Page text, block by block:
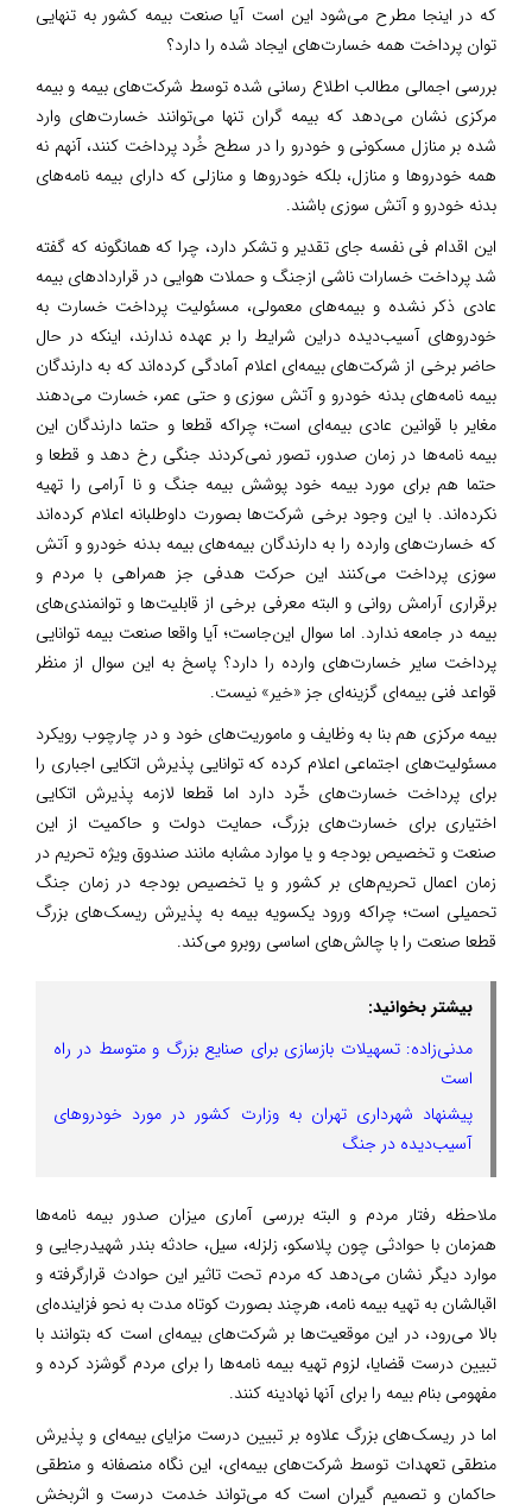
که در اینجا مطرح می‌شود این است آیا صنعت بیمه کشور به تنهایی
توان پرداخت همه خسارت‌های ایجاد شده را دارد؟
بررسی اجمالی مطالب اطلاع رسانی شده توسط شرکت‌های بیمه و بیمه
مرکزی نشان می‌دهد که بیمه گران تنها می‌توانند خسارت‌های وارد
شده بر منازل مسکونی و خودرو را در سطح خُرد پرداخت کنند، آنهم نه
همه خودروها و منازل، بلکه خودروها و منازلی که دارای بیمه نامه‌های
بدنه خودرو و آتش سوزی باشند.
این اقدام فی نفسه جای تقدیر و تشکر دارد، چرا که همانگونه که گفته
شد پرداخت خسارات ناشی ازجنگ و حملات هوایی در قراردادهای بیمه
عادی ذکر نشده و بیمه‌های معمولی، مسئولیت پرداخت خسارت به
خودروهای آسیب‌دیده دراین شرایط را بر عهده ندارند، اینکه در حال
حاضر برخی از شرکت‌های بیمه‌ای اعلام آمادگی کرده‌اند که به دارندگان
بیمه نامه‌های بدنه خودرو و آتش سوزی و حتی عمر، خسارت می‌دهند
مغایر با قوانین عادی بیمه‌ای است؛ چراکه قطعا و حتما دارندگان این
بیمه نامه‌ها در زمان صدور، تصور نمی‌کردند جنگی رخ دهد و قطعا و
حتما هم برای مورد بیمه خود پوشش بیمه جنگ و نا آرامی را تهیه
نکرده‌اند. با این وجود برخی شرکت‌ها بصورت داوطلبانه اعلام کرده‌اند
که خسارت‌های وارده را به دارندگان بیمه‌های بیمه بدنه خودرو و آتش
سوزی پرداخت می‌کنند این حرکت هدفی جز همراهی با مردم و
برقراری آرامش روانی و البته معرفی برخی از قابلیت‌ها و توانمندی‌های
بیمه در جامعه ندارد. اما سوال این‌جاست؛ آیا واقعا صنعت بیمه توانایی
پرداخت سایر خسارت‌های وارده را دارد؟ پاسخ به این سوال از منظر
قواعد فنی بیمه‌ای گزینه‌ای جز «خیر» نیست.
بیمه مرکزی هم بنا به وظایف و ماموریت‌های خود و در چارچوب رویکرد
مسئولیت‌های اجتماعی اعلام کرده که توانایی پذیرش اتکایی اجباری را
برای پرداخت خسارت‌های خّرد دارد اما قطعا لازمه پذیرش اتکایی
اختیاری برای خسارت‌های بزرگ، حمایت دولت و حاکمیت از این
صنعت و تخصیص بودجه و یا موارد مشابه مانند صندوق ویژه تحریم در
زمان اعمال تحریم‌های بر کشور و یا تخصیص بودجه در زمان جنگ
تحمیلی است؛ چراکه ورود یکسویه بیمه به پذیرش ریسک‌های بزرگ
قطعا صنعت را با چالش‌های اساسی روبرو می‌کند.
بیشتر بخوانید:
مدنی‌زاده: تسهیلات بازسازی برای صنایع بزرگ و متوسط در راه
است
پیشنهاد شهرداری تهران به وزارت کشور در مورد خودروهای
آسیب‌دیده در جنگ
ملاحظه رفتار مردم و البته بررسی آماری میزان صدور بیمه نامه‌ها
همزمان با حوادثی چون پلاسکو، زلزله، سیل، حادثه بندر شهیدرجایی و
موارد دیگر نشان می‌دهد که مردم تحت تاثیر این حوادث قرارگرفته و
اقبالشان به تهیه بیمه نامه، هرچند بصورت کوتاه مدت به نحو فزاینده‌ای
بالا می‌رود، در این موقعیت‌ها بر شرکت‌های بیمه‌ای است که بتوانند با
تبیین درست قضایا، لزوم تهیه بیمه نامه‌ها را برای مردم گوشزد کرده و
مفهومی بنام بیمه را برای آنها نهادینه کنند.
اما در ریسک‌های بزرگ علاوه بر تبیین درست مزایای بیمه‌ای و پذیرش
منطقی تعهدات توسط شرکت‌های بیمه‌ای، این نگاه منصفانه و منطقی
حاکمان و تصمیم گیران است که می‌تواند خدمت درست و اثربخش